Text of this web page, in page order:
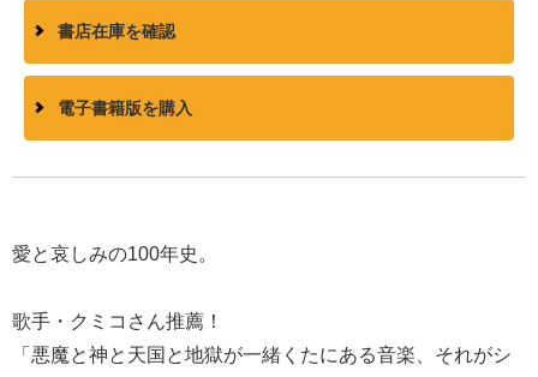
書店在庫を確認
電子書籍版を購入
愛と哀しみの100年史。
歌手・クミコさん推薦！
「悪魔と神と天国と地獄が一緒くたにある音楽、それがシ